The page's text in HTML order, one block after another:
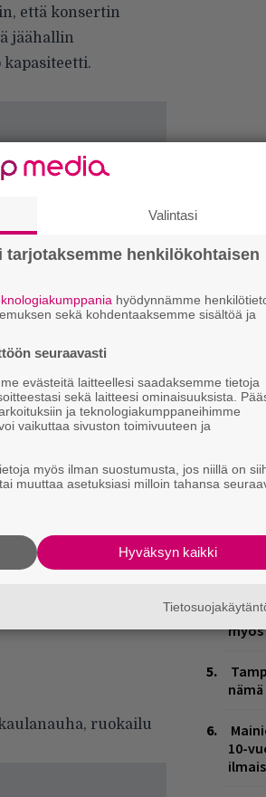
että konsertin
jäähallin
ruokailu
A.W.
–
10-
Valintasi
henkilökohtaisen
hyödynnämme
sekä kohdentaaksemme sisältöä ja
seuraavasti
evästeitä laitteellesi saadaksemme tietoja
sekä laitteesi ominaisuuksista.
ja teknologiakumppaneihimme
vaikuttaa sivuston toimivuuteen ja
myös ilman suostumusta, jos niillä on
muuttaa asetuksiasi milloin tahansa
Hyväksyn kaikki